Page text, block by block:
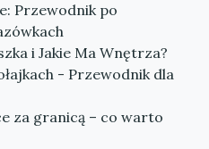
Przewodnik po
i Jakie Ma Wnętrza?
- Przewodnik dla
za granicą – co warto